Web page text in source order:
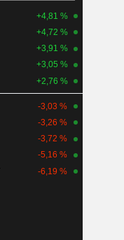
+4,81 %
+4,72 %
+3,91 %
+3,05 %
+2,76 %
-3,03 %
-3,26 %
-3,72 %
-5,16 %
-6,19 %